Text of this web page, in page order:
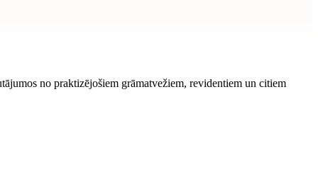
no praktizējošiem grāmatvežiem, revidentiem un citiem